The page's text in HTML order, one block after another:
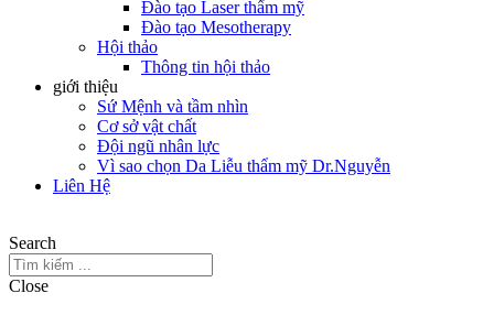
Đào tạo Laser thẩm mỹ
Đào tạo Mesotherapy
Hội thảo
Thông tin hội thảo
giới thiệu
Sứ Mệnh và tầm nhìn
Cơ sở vật chất
Đội ngũ nhân lực
Vì sao chọn Da Liễu thẩm mỹ Dr.Nguyễn
Liên Hệ
Search
Close